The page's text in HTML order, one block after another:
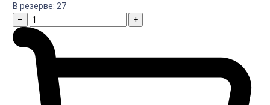
В резерве: 27
–
+